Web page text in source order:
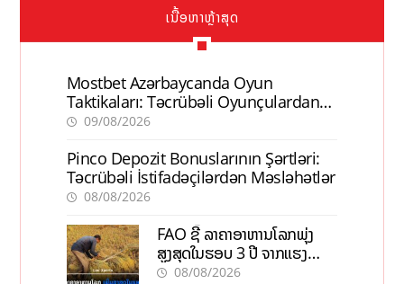
ເນື້ອຫາຫຼ້າສຸດ
Mostbet Azərbaycanda Oyun
Taktikaları: Təcrübəli Oyunçulardan
İpuçları
09/08/2026
Pinco Depozit Bonuslarının Şərtləri:
Təcrübəli İstifadəçilərdən Məsləhətlər
08/08/2026
FAO ຊີ້ ລາຄາອາຫານໂລກພຸ່ງ
ສູງສຸດໃນຮອບ 3 ປີ ຈາກແຮງ
ກົດດັນຂອງສົງຄາມ, El nino
08/08/2026